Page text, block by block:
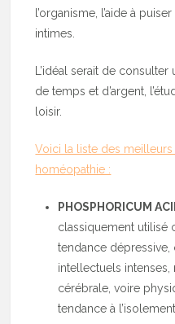
l’organisme, l’aide à
intimes.
L’idéal serait de
de temps et d’argent,
loisir.
Voici la liste des
homéopathie :
PHOSPHORICUM
classiquement utilisé
tendance dépressive,
intellectuels intenses,
cérébrale, voire
tendance à